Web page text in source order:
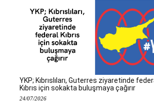
YKP; Kıbrıslıları, Guterres ziyaretinde
Kıbrıs için sokakta buluşmaya çağırır
24/07/2026